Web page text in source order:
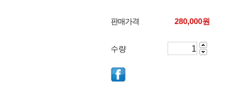
판매가격 280,000원
수량